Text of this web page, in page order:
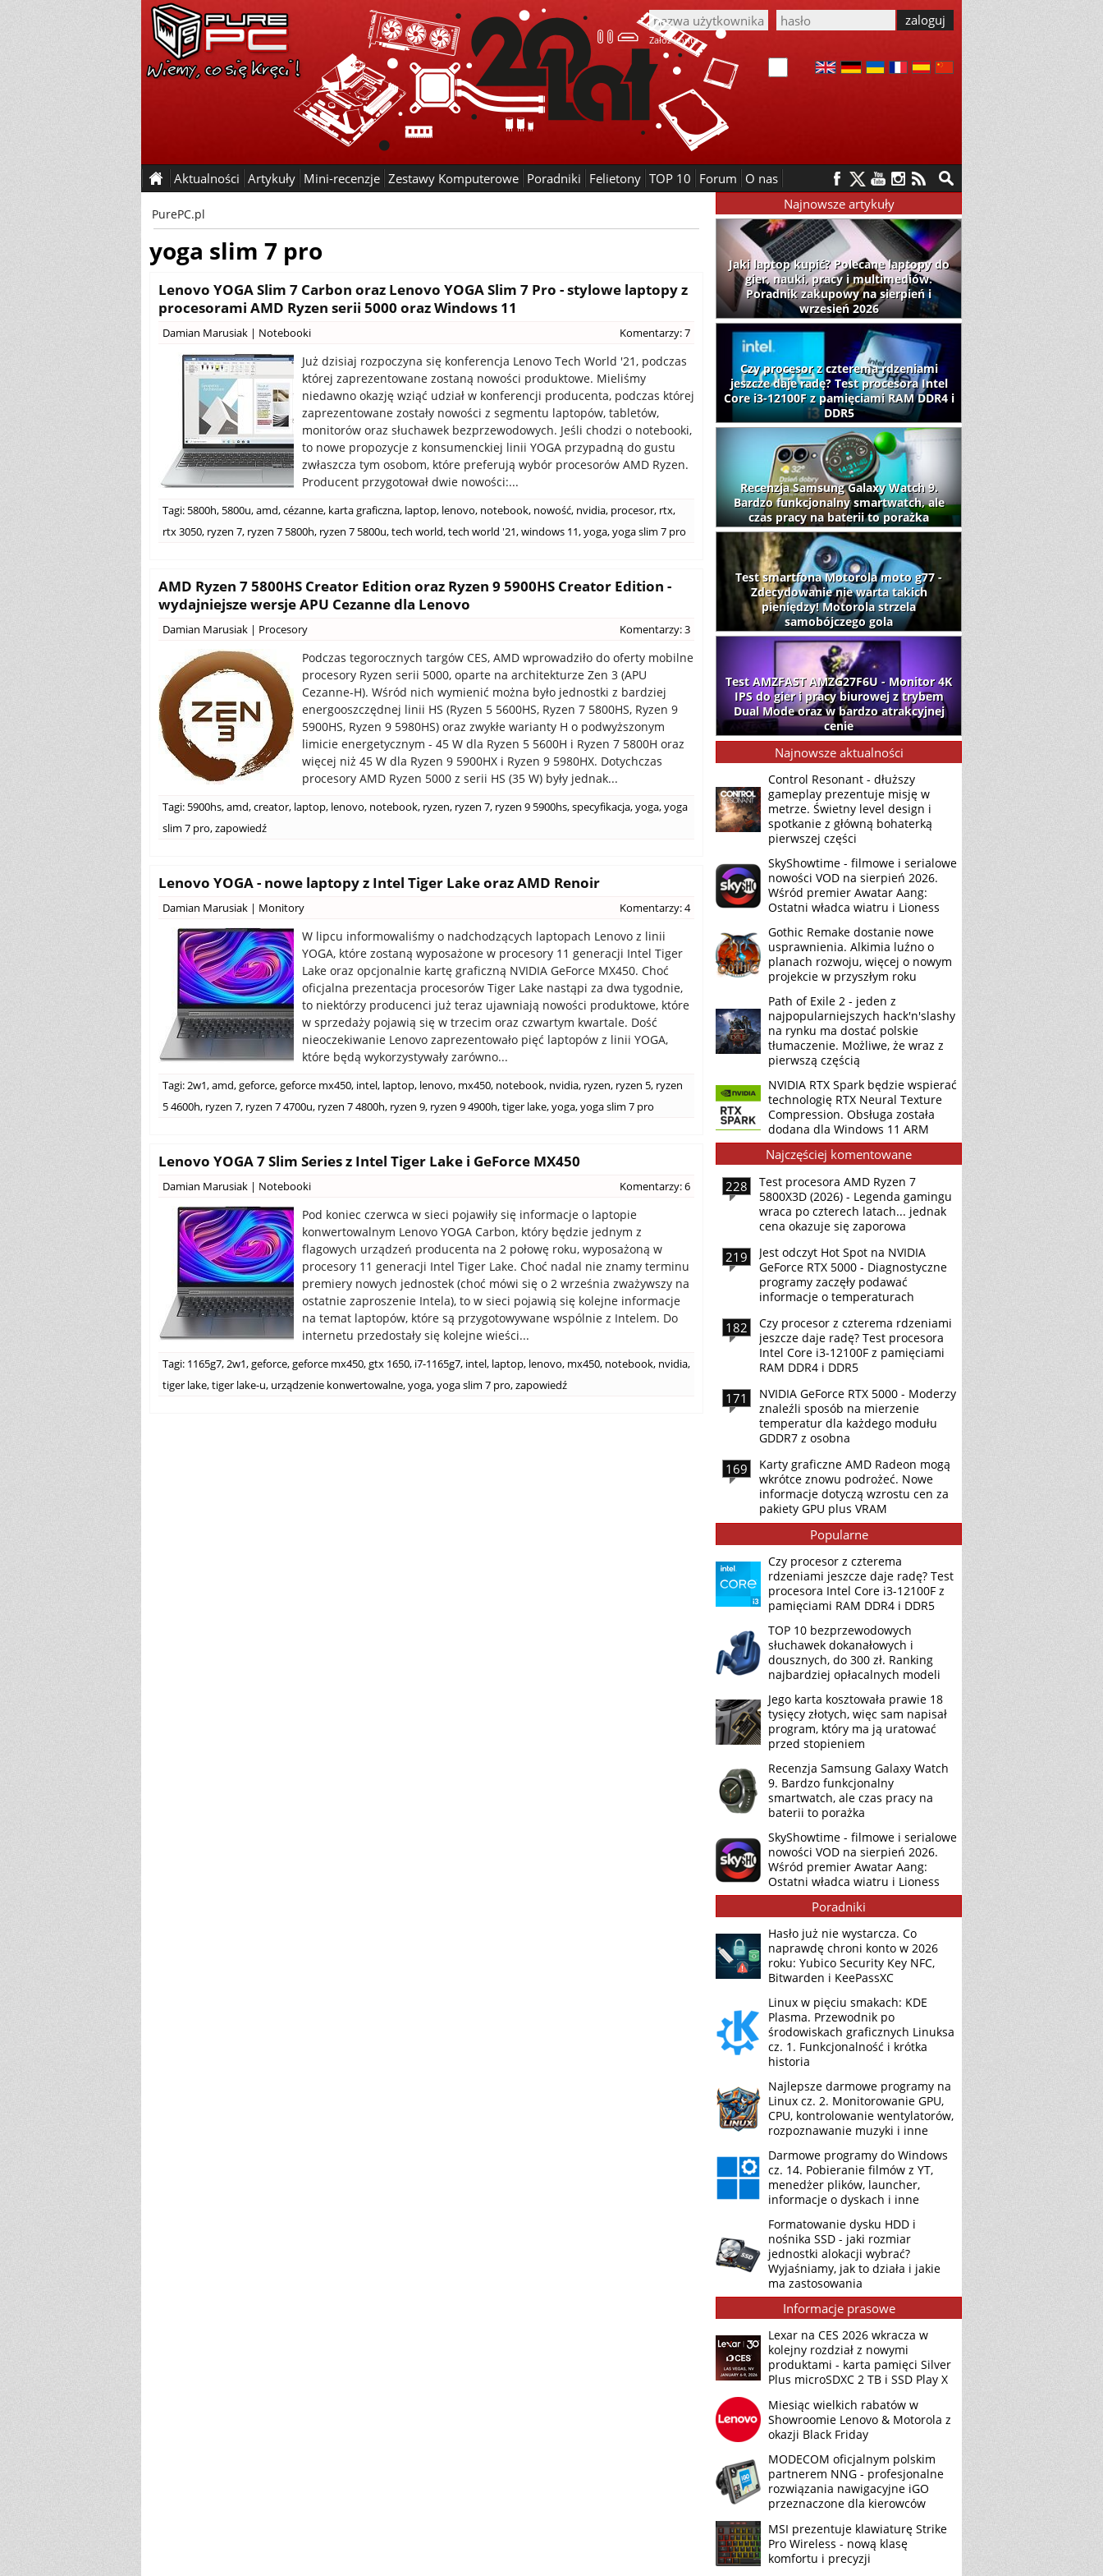
Załóż konto
Aktualności Artykuły Mini-recenzje Zestawy Komputerowe Poradniki Felietony TOP 10 Forum O nas
PurePC.pl
yoga slim 7 pro
Lenovo YOGA Slim 7 Carbon oraz Lenovo YOGA Slim 7 Pro - stylowe laptopy z
procesorami AMD Ryzen serii 5000 oraz Windows 11
Damian Marusiak | Notebooki Komentarzy: 7
Już dzisiaj rozpoczyna się konferencja Lenovo Tech World '21, podczas
której zaprezentowane zostaną nowości produktowe. Mieliśmy
niedawno okazję wziąć udział w konferencji producenta, podczas której
zaprezentowane zostały nowości z segmentu laptopów, tabletów,
monitorów oraz słuchawek bezprzewodowych. Jeśli chodzi o notebooki,
to nowe propozycje z konsumenckiej linii YOGA przypadną do gustu
zwłaszcza tym osobom, które preferują wybór procesorów AMD Ryzen.
Producent przygotował dwie nowości:...
Tagi: 5800h, 5800u,amd,cézanne, karta graficzna, laptop, lenovo, notebook, nowość, nvidia, procesor, rtx,
rtx 3050, ryzen 7, ryzen 7 5800h, ryzen 7 5800u,tech world,tech world '21,windows 11,yoga,yoga slim 7 pro
AMD Ryzen 7 5800HS Creator Edition oraz Ryzen 9 5900HS Creator Edition -
wydajniejsze wersje APU Cezanne dla Lenovo
Damian Marusiak | Procesory Komentarzy: 3
Podczas tegorocznych targów CES, AMD wprowadziło do oferty mobilne
procesory Ryzen serii 5000, oparte na architekturze Zen 3 (APU
Cezanne-H). Wśród nich wymienić można było jednostki z bardziej
energooszczędnej linii HS (Ryzen 5 5600HS, Ryzen 7 5800HS, Ryzen 9
5900HS, Ryzen 9 5980HS) oraz zwykłe warianty H o podwyższonym
limicie energetycznym - 45 W dla Ryzen 5 5600H i Ryzen 7 5800H oraz
więcej niż 45 W dla Ryzen 9 5900HX i Ryzen 9 5980HX. Dotychczas
procesory AMD Ryzen 5000 z serii HS (35 W) były jednak...
Tagi: 5900hs,amd,creator, laptop, lenovo, notebook, ryzen, ryzen 7, ryzen 9 5900hs,specyfikacja,yoga,yoga
slim 7 pro,zapowiedź
Lenovo YOGA - nowe laptopy z Intel Tiger Lake oraz AMD Renoir
Damian Marusiak | Monitory Komentarzy: 4
W lipcu informowaliśmy o nadchodzących laptopach Lenovo z linii
YOGA, które zostaną wyposażone w procesory 11 generacji Intel Tiger
Lake oraz opcjonalnie kartę graficzną NVIDIA GeForce MX450. Choć
oficjalna prezentacja procesorów Tiger Lake nastąpi za dwa tygodnie,
to niektórzy producenci już teraz ujawniają nowości produktowe, które
w sprzedaży pojawią się w trzecim oraz czwartym kwartale. Dość
nieoczekiwanie Lenovo zaprezentowało pięć laptopów z linii YOGA,
które będą wykorzystywały zarówno...
Tagi:2w1,amd,geforce,geforce mx450, intel, laptop, lenovo, mx450, notebook, nvidia, ryzen, ryzen 5, ryzen
5 4600h, ryzen 7, ryzen 7 4700u, ryzen 7 4800h, ryzen 9, ryzen 9 4900h,tiger lake,yoga,yoga slim 7 pro
Lenovo YOGA 7 Slim Series z Intel Tiger Lake i GeForce MX450
Damian Marusiak | Notebooki Komentarzy: 6
Pod koniec czerwca w sieci pojawiły się informacje o laptopie
konwertowalnym Lenovo YOGA Carbon, który będzie jednym z
flagowych urządzeń producenta na 2 połowę roku, wyposażoną w
procesory 11 generacji Intel Tiger Lake. Choć nadal nie znamy terminu
premiery nowych jednostek (choć mówi się o 2 września zważywszy na
ostatnie zaproszenie Intela), to w sieci pojawią się kolejne informacje
na temat laptopów, które są przygotowywane wspólnie z Intelem. Do
internetu przedostały się kolejne wieści...
Tagi: 1165g7,2w1,geforce,geforce mx450,gtx 1650, i7-1165g7, intel, laptop, lenovo, mx450, notebook, nvidia,
tiger lake,tiger lake-u, urządzenie konwertowalne,yoga,yoga slim 7 pro,zapowiedź
Najnowsze artykuły
Jaki laptop kupić? Polecane laptopy do
gier, nauki, pracy i multimediów.
Poradnik zakupowy na sierpień i
wrzesień 2026
Czy procesor z czterema rdzeniami
jeszcze daje radę? Test procesora Intel
Core i3-12100F z pamięciami RAM DDR4 i
DDR5
Recenzja Samsung Galaxy Watch 9.
Bardzo funkcjonalny smartwatch, ale
czas pracy na baterii to porażka
Test smartfona Motorola moto g77 -
Zdecydowanie nie warta takich
pieniędzy! Motorola strzela
samobójczego gola
Test AMZFAST AMZG27F6U - Monitor 4K
IPS do gier i pracy biurowej z trybem
Dual Mode oraz w bardzo atrakcyjnej
cenie
Najnowsze aktualności
Control Resonant - dłuższy
gameplay prezentuje misję w
metrze. Świetny level design i
spotkanie z główną bohaterką
pierwszej części
SkyShowtime - filmowe i serialowe
nowości VOD na sierpień 2026.
Wśród premier Awatar Aang:
Ostatni władca wiatru i Lioness
Gothic Remake dostanie nowe
usprawnienia. Alkimia luźno o
planach rozwoju, więcej o nowym
projekcie w przyszłym roku
Path of Exile 2 - jeden z
najpopularniejszych hack'n'slashy
na rynku ma dostać polskie
tłumaczenie. Możliwe, że wraz z
pierwszą częścią
NVIDIA RTX Spark będzie wspierać
technologię RTX Neural Texture
Compression. Obsługa została
dodana dla Windows 11 ARM
Najczęściej komentowane
228
Test procesora AMD Ryzen 7
5800X3D (2026) - Legenda gamingu
wraca po czterech latach... jednak
cena okazuje się zaporowa
219
Jest odczyt Hot Spot na NVIDIA
GeForce RTX 5000 - Diagnostyczne
programy zaczęły podawać
informacje o temperaturach
182
Czy procesor z czterema rdzeniami
jeszcze daje radę? Test procesora
Intel Core i3-12100F z pamięciami
RAM DDR4 i DDR5
171
NVIDIA GeForce RTX 5000 - Moderzy
znaleźli sposób na mierzenie
temperatur dla każdego modułu
GDDR7 z osobna
169
Karty graficzne AMD Radeon mogą
wkrótce znowu podrożeć. Nowe
informacje dotyczą wzrostu cen za
pakiety GPU plus VRAM
Popularne
Czy procesor z czterema
rdzeniami jeszcze daje radę? Test
procesora Intel Core i3-12100F z
pamięciami RAM DDR4 i DDR5
TOP 10 bezprzewodowych
słuchawek dokanałowych i
dousznych, do 300 zł. Ranking
najbardziej opłacalnych modeli
Jego karta kosztowała prawie 18
tysięcy złotych, więc sam napisał
program, który ma ją uratować
przed stopieniem
Recenzja Samsung Galaxy Watch
9. Bardzo funkcjonalny
smartwatch, ale czas pracy na
baterii to porażka
SkyShowtime - filmowe i serialowe
nowości VOD na sierpień 2026.
Wśród premier Awatar Aang:
Ostatni władca wiatru i Lioness
Poradniki
Hasło już nie wystarcza. Co
naprawdę chroni konto w 2026
roku: Yubico Security Key NFC,
Bitwarden i KeePassXC
Linux w pięciu smakach: KDE
Plasma. Przewodnik po
środowiskach graficznych Linuksa
cz. 1. Funkcjonalność i krótka
historia
Najlepsze darmowe programy na
Linux cz. 2. Monitorowanie GPU,
CPU, kontrolowanie wentylatorów,
rozpoznawanie muzyki i inne
Darmowe programy do Windows
cz. 14. Pobieranie filmów z YT,
menedżer plików, launcher,
informacje o dyskach i inne
Formatowanie dysku HDD i
nośnika SSD - jaki rozmiar
jednostki alokacji wybrać?
Wyjaśniamy, jak to działa i jakie
ma zastosowania
Informacje prasowe
Lexar na CES 2026 wkracza w
kolejny rozdział z nowymi
produktami - karta pamięci Silver
Plus microSDXC 2 TB i SSD Play X
Miesiąc wielkich rabatów w
Showroomie Lenovo & Motorola z
okazji Black Friday
MODECOM oficjalnym polskim
partnerem NNG - profesjonalne
rozwiązania nawigacyjne iGO
przeznaczone dla kierowców
MSI prezentuje klawiaturę Strike
Pro Wireless - nową klasę
komfortu i precyzji